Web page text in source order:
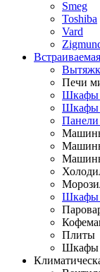
Smeg
Toshiba
Vard
Печи
Шкафы
Шкафы
Шкафы
Плиты
Шкафы